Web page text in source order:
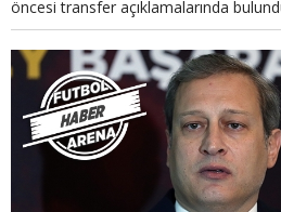
öncesi transfer açıklamalarında